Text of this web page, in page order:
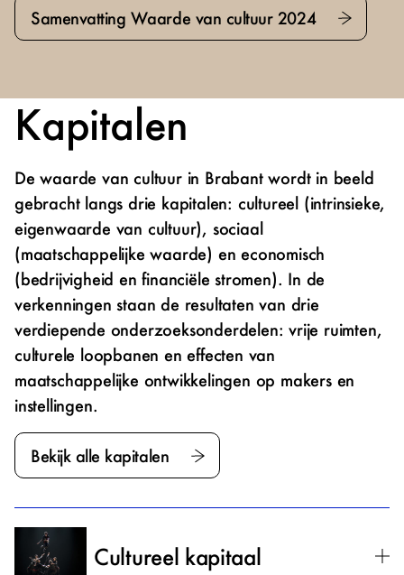
Samenvatting Waarde van cultuur 2024
Kapitalen
De waarde van cultuur in Brabant wordt in beeld
gebracht langs drie kapitalen: cultureel (intrinsieke,
eigenwaarde van cultuur), sociaal
(maatschappelijke waarde) en economisch
(bedrijvigheid en financiële stromen). In de
verkenningen staan de resultaten van drie
verdiepende onderzoeksonderdelen: vrije ruimten,
culturele loopbanen en effecten van
maatschappelijke ontwikkelingen op makers en
instellingen.
Bekijk alle kapitalen
Cultureel kapitaal